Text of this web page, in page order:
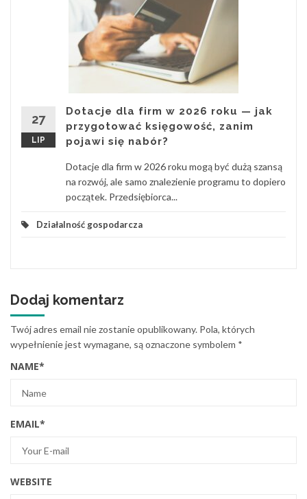
27
LIP
Dotacje dla firm w 2026 roku — jak
przygotować księgowość, zanim
pojawi się nabór?
Dotacje dla firm w 2026 roku mogą być dużą szansą
na rozwój, ale samo znalezienie programu to dopiero
początek. Przedsiębiorca...
Działalność gospodarcza
Dodaj komentarz
Twój adres email nie zostanie opublikowany. Pola, których
wypełnienie jest wymagane, są oznaczone symbolem *
NAME*
EMAIL*
WEBSITE